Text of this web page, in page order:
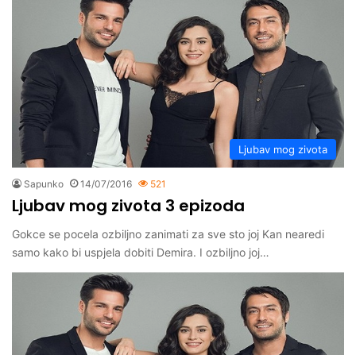
Ljubav mog zivota
Sapunko 14/07/2016 521
Ljubav mog zivota 3 epizoda
Gokce se pocela ozbiljno zanimati za sve sto joj Kan nearedi
samo kako bi uspjela dobiti Demira. I ozbiljno joj…